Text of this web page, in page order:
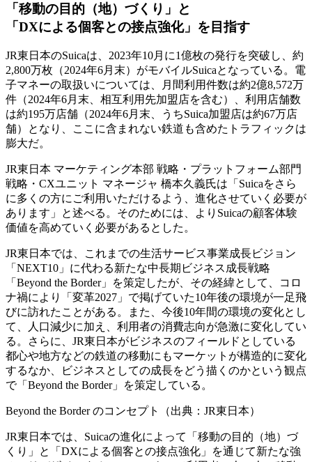
「移動の目的（地）づくり」と
「DXによる個客との接点強化」を目指す
JR東日本のSuicaは、2023年10月に1億枚の発行を突破し、約
2,800万枚（2024年6月末）がモバイルSuicaとなっている。電
子マネーの取扱いについては、月間利用件数は約2億8,572万
件（2024年6月末、相互利用先加盟店を含む）、利用店舗数
は約195万店舗（2024年6月末、うちSuica加盟店は約67万店
舗）となり、ここに含まれない鉄道も含めたトラフィックは
膨大だ。
JR東日本 マーケティング本部 戦略・プラットフォーム部門
戦略・CXユニット マネージャ 橋本久義氏は「Suicaをさら
に多くの方にご利用いただけるよう、進化させていく必要が
あります」と述べる。そのためには、よりSuicaの顧客体験
価値を高めていく必要があるとした。
JR東日本では、これまでの生活サービス事業成長ビジョン
「NEXT10」に代わる新たな中長期ビジネス成長戦略
「Beyond the Border」を策定したが、その経緯として、コロ
ナ禍により「変革2027」で掲げていた10年後の環境が一足飛
びに訪れたことがある。また、今後10年間の環境の変化とし
て、人口減少に加え、利用者の消費志向が急激に変化してい
る。さらに、JR東日本がビジネスのフィールドとしている
都心や地方などの鉄道の移動にもマーケットが構造的に変化
するなか、ビジネスとしての成長をどう描くのかという観点
で「Beyond the Border」を策定している。
Beyond the Border のコンセプト（出典：JR東日本）
JR東日本では、Suicaの進化によって「移動の目的（地）づ
くり」と「DXによる個客との接点強化」を通じて新たな強